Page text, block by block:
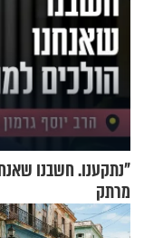
"נתקענו. חשבנו
מרתק